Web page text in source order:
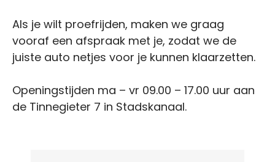
Als je wilt proefrijden, maken we graag
vooraf een afspraak met je, zodat we de
juiste auto netjes voor je kunnen klaarzetten.
Openingstijden ma – vr 09.00 – 17.00 uur aan
de Tinnegieter 7 in Stadskanaal.